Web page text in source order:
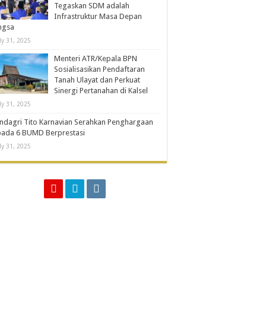
Tegaskan SDM adalah
Infrastruktur Masa Depan
31, 2025
Menteri ATR/Kepala BPN
Sosialisasikan Pendaftaran
Tanah Ulayat dan Perkuat
Sinergi Pertanahan di Kalsel
31, 2025
Tito Karnavian Serahkan Penghargaan
6 BUMD Berprestasi
31, 2025